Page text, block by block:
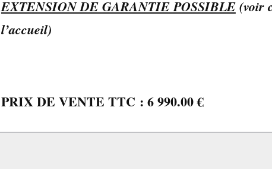
EXTENSION DE GARANTIE POSSIBLE(voir
l’accueil)
PRIX DE VENTE TTC : 6 990.00 €